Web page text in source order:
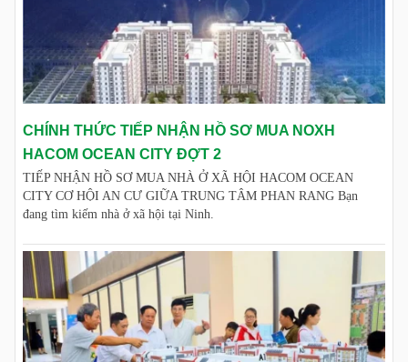
CHÍNH THỨC TIẾP NHẬN HỒ SƠ MUA NOXH
HACOM OCEAN CITY ĐỢT 2
TIẾP NHẬN HỒ SƠ MUA NHÀ Ở XÃ HỘI HACOM OCEAN
CITY CƠ HỘI AN CƯ GIỮA TRUNG TÂM PHAN RANG Bạn
đang tìm kiếm nhà ở xã hội tại Ninh.